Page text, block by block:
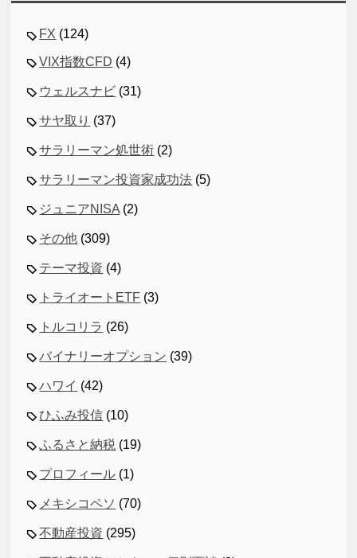
FX (124)
VIX指数CFD (4)
ウェルスナビ (31)
サヤ取り (37)
サラリーマン処世術 (2)
サラリーマン投資家成功法 (5)
ジュニアNISA (2)
その他 (309)
テーマ投資 (4)
トライオートETF (3)
トルコリラ (26)
バイナリーオプション (39)
ハワイ (42)
ひふみ投信 (10)
ふるさと納税 (19)
プロフィール (1)
メキシコペソ (70)
不動産投資 (295)